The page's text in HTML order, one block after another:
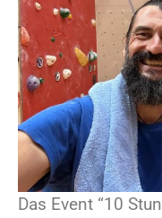
Das Event “10